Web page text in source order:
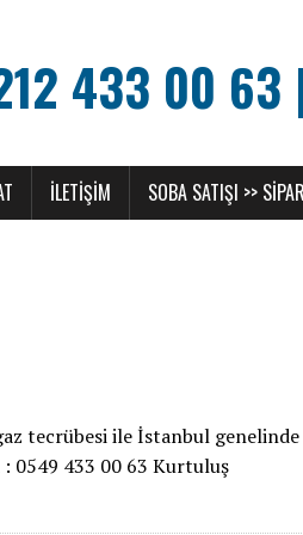
433 00
ILETIŞIM SOBA SATIŞI >>
tecrübesi ile İstanbul genelinde
0549 433 00 63 Kurtuluş